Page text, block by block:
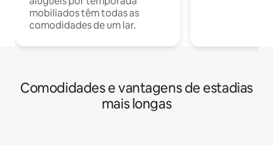
mobiliados têm todas as
comodidades de um lar.
Comodidades e vantagens de estadias
mais longas